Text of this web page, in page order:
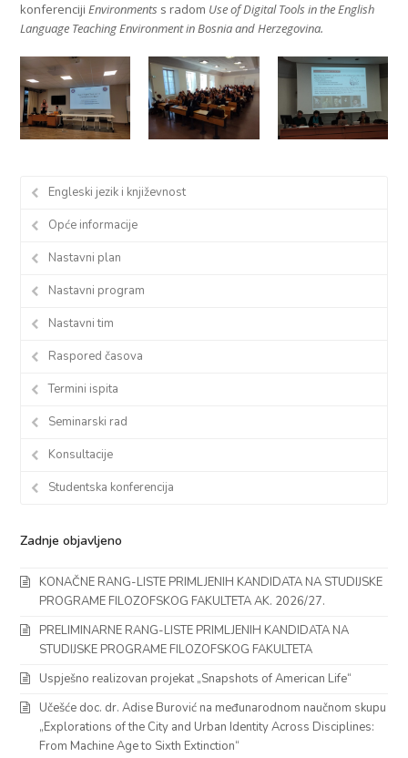
konferencijiEnvironments s radom Use of Digital Tools in the English
Language Teaching Environment in Bosnia and Herzegovina.
Engleski jezik i književnost
Opće informacije
Nastavni plan
Nastavni program
Nastavni tim
Raspored časova
Termini ispita
Seminarski rad
Konsultacije
Studentska konferencija
Zadnje objavljeno
KONAČNE RANG-LISTE PRIMLJENIH KANDIDATA NA STUDIJSKE
PROGRAME FILOZOFSKOG FAKULTETA AK. 2026/27.
PRELIMINARNE RANG-LISTE PRIMLJENIH KANDIDATA NA
STUDIJSKE PROGRAME FILOZOFSKOG FAKULTETA
Uspješno realizovan projekat „Snapshots of American Life“
Učešće doc. dr. Adise Burović na međunarodnom naučnom skupu
„Explorations of the City and Urban Identity Across Disciplines:
From Machine Age to Sixth Extinction“